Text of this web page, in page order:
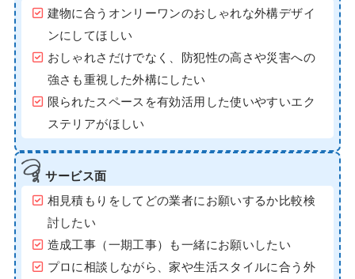
建物に合うオンリーワンのおしゃれな外構デザイ
ンにしてほしい
おしゃれさだけでなく、防犯性の高さや災害への
強さも重視した外構にしたい
限られたスペースを有効活用した使いやすいエク
ステリアがほしい
サービス面
相見積もりをしてどの業者にお願いするか比較検
討したい
造成工事（一期工事）も一緒にお願いしたい
プロに相談しながら、家や生活スタイルに合う外